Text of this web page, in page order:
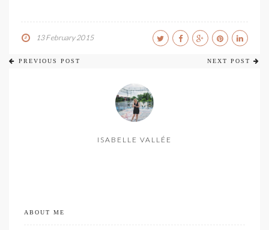
13 February 2015
PREVIOUS POST NEXT POST
ISABELLE VALLÉE
ABOUT ME